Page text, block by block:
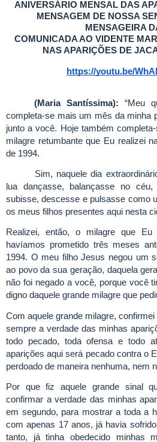
ANIVERSÁRIO MENSAL DAS
MENSAGEM DE NOSSA
MENSAGEIRA
COMUNICADA AO VIDENTE
NAS APARIÇÕES DE
https://youtu.be/
(Maria Santíssima): “Meu
completa-se mais um mês da minha
junto a você. Hoje também
milagre retumbante que Eu realizei
de 1994.
Sim, naquele dia
lua dançasse, balançasse no céu,
subisse, descesse e pulsasse como
os meus filhos presentes aqui nesta
Realizei, então, o milagre que
havíamos prometido três meses
1994. O meu filho Jesus negou um
ao povo da sua geração, daquela
não foi negado a você, porque você
digno daquele grande milagre que
Com aquele grande milagre,
sempre a verdade das minhas
todo pecado, toda ofensa e todo
aparições aqui será pecado contra o
perdoado de maneira nenhuma, nem
Por que fiz aquele grande sinal
confirmar a verdade das minhas
em segundo, para mostrar a toda a
com apenas 17 anos, já havia
tanto, já tinha obedecido minhas